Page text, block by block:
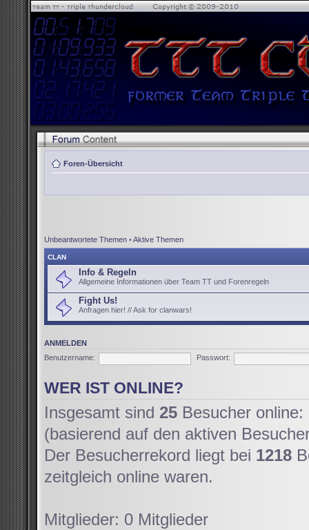
Foren-Übersicht
Unbeantwortete Themen •Aktive Themen
CLAN
Info & Regeln
Allgemeine Informationen über Team TT und Forenregeln
Fight Us!
Anfragen hier! // Ask for clanwars!
ANMELDEN
Benutzername:
Passwort:
WER IST ONLINE?
Insgesamt sind 25 Besucher
(basierend auf den aktiven
Der Besucherrekord liegt bei 1218
zeitgleich online waren.
Mitglieder: 0 Mitglieder